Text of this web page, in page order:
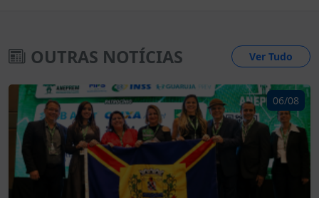
OUTRAS NOTÍCIAS Ver Tudo
06/08